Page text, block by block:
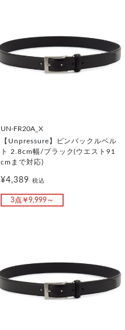
UN-FR20A_X
【Unpressure】ピンバックルベル
ト 2.8cm幅/ブラック(ウエスト91
cmまで対応)
¥4,389 税込
3点￥9,999～